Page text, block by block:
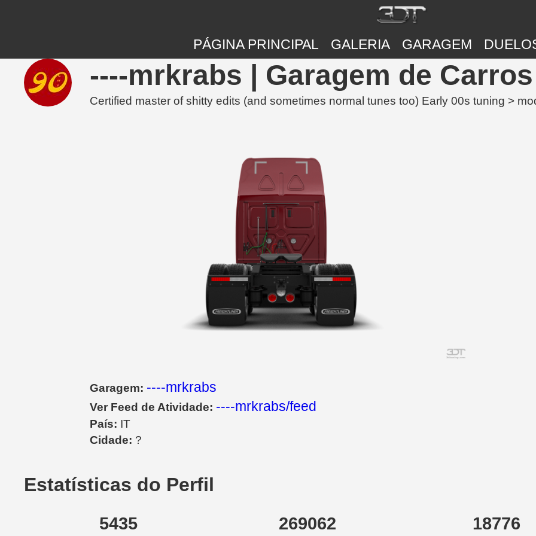
PÁGINA PRINCIPAL GALERIA GARAGEM
----mrkrabs | Garagem de
Certified master of shitty edits (and sometimes normal tunes too) Early 00s tuning >
Garagem: ----mrkrabs
Ver Feed de Atividade: ----mrkrabs/feed
País: IT
Cidade: ?
Estatísticas do Perfil
5435 269062 18776